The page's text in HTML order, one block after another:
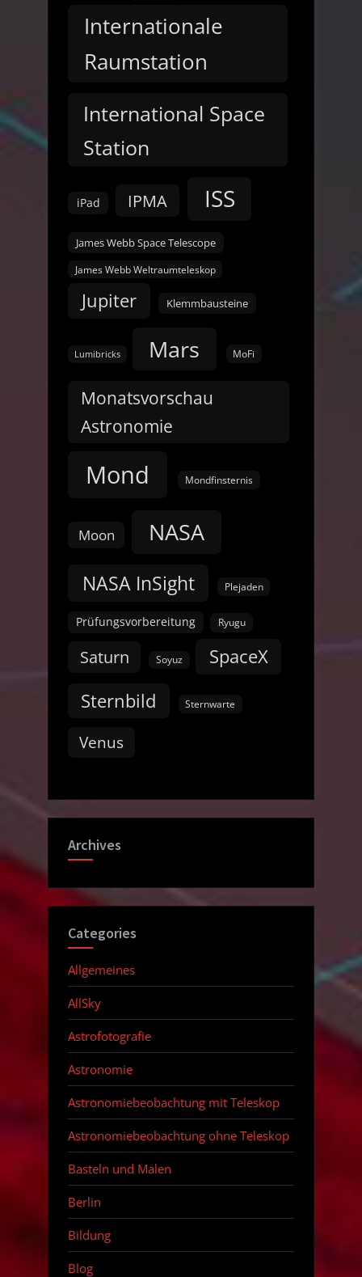
Internationale
Raumstation
International Space
Station
iPad IPMA ISS
James Webb Space Telescope
James Webb Weltraumteleskop
Jupiter Klemmbausteine
Lumibricks Mars MoFi
Monatsvorschau
Astronomie
Mond Mondfinsternis
Moon NASA
NASA InSight Plejaden
Prüfungsvorbereitung Ryugu
Saturn Soyuz
SpaceX
Sternbild
Sternwarte
Venus
Archives
Categories
Allgemeines
AllSky
Astrofotografie
Astronomie
Astronomiebeobachtung mit Teleskop
Astronomiebeobachtung ohne Teleskop
Basteln und Malen
Berlin
Bildung
Blog